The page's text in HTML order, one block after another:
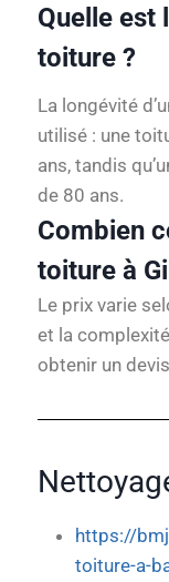
Quelle est
toiture ?
La longévité
utilisé : une
ans, tandis
de 80 ans.
Combien
toiture à
Le prix varie
et la
obtenir un
https://
toiture-a-